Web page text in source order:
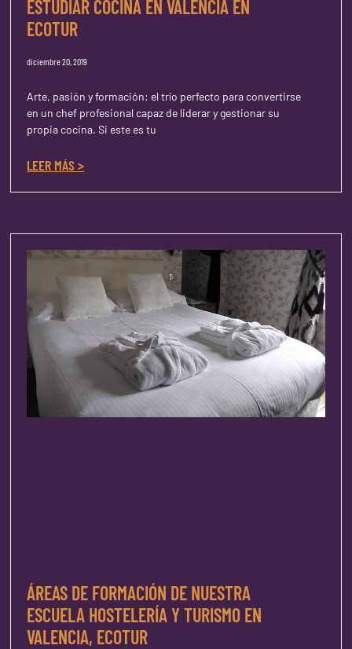
ESTUDIAR COCINA EN VALENCIA EN
ECOTUR
diciembre 20, 2019
Arte, pasión y formación: el trío perfecto para convertirse
en un chef profesional capaz de liderar y gestionar su
propia cocina. Si este es tu
LEER MÁS >
ÁREAS DE FORMACIÓN DE NUESTRA
ESCUELA HOSTELERÍA Y TURISMO EN
VALENCIA, ECOTUR